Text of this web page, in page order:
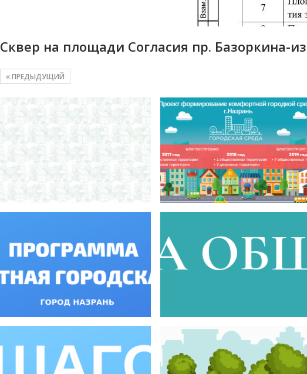
Сквер на площади Согласия пр. Базоркина-
ПРЕДЫДУЩИЙ